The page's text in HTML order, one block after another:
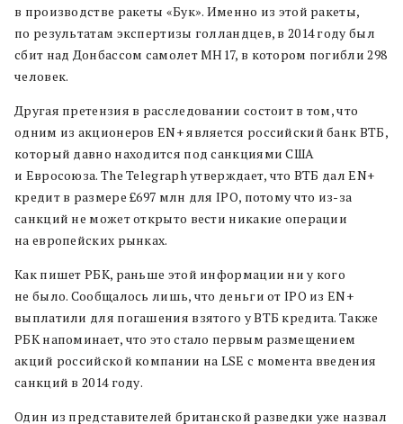
в производстве ракеты «Бук». Именно из этой ракеты,
по результатам экспертизы голландцев, в 2014 году был
сбит над Донбассом самолет MH17, в котором погибли 298
человек.
Другая претензия в расследовании состоит в том, что
одним из акционеров EN+ является российский банк ВТБ,
который давно находится под санкциями США
и Евросоюза. The Telegraph утверждает, что ВТБ дал EN+
кредит в размере £697 млн для IPO, потому что из-за
санкций не может открыто вести никакие операции
на европейских рынках.
Как пишет РБК, раньше этой информации ни у кого
не было. Сообщалось лишь, что деньги от IPO из EN+
выплатили для погашения взятого у ВТБ кредита. Также
РБК напоминает, что это стало первым размещением
акций российской компании на LSE с момента введения
санкций в 2014 году.
Один из представителей британской разведки уже назвал